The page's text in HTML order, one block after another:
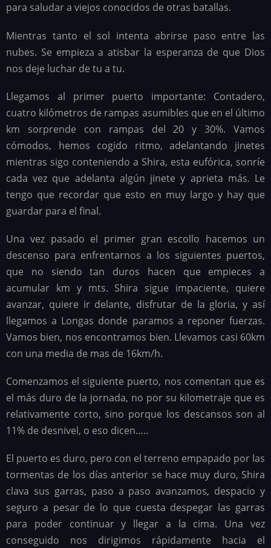
para saludar a viejos conocidos de otras batallas.
Mientras tanto el sol intenta abrirse paso entre las
nubes. Se empieza a atisbar la esperanza de que Dios
nos deje luchar de tu a tu.
Llegamos al primer puerto importante: Contadero,
cuatro kilómetros de rampas asumibles que en el último
km sorprende con rampas del 20 y 30%. Vamos
cómodos, hemos cogido ritmo, adelantando jinetes
mientras sigo conteniendo a Shira, esta eufórica, sonríe
cada vez que adelanta algún jinete y aprieta más. Le
tengo que recordar que esto en muy largo y hay que
guardar para el final.
Una vez pasado el primer gran escollo hacemos un
descenso para enfrentarnos a los siguientes puertos,
que no siendo tan duros hacen que empieces a
acumular km y mts. Shira sigue impaciente, quiere
avanzar, quiere ir delante, disfrutar de la gloria, y así
llegamos a Longas donde paramos a reponer fuerzas.
Vamos bien, nos encontramos bien. Llevamos casi 60km
con una media de mas de 16km/h.
Comenzamos el siguiente puerto, nos comentan que es
el más duro de la jornada, no por su kilometraje que es
relativamente corto, sino porque los descansos son al
11% de desnivel, o eso dicen…..
El puerto es duro, pero con el terreno empapado por las
tormentas de los días anterior se hace muy duro, Shira
clava sus garras, paso a paso avanzamos, despacio y
seguro a pesar de lo que cuesta despegar las garras
para poder continuar y llegar a la cima. Una vez
conseguido nos dirigimos rápidamente hacia el